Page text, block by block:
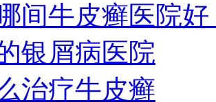
间牛皮癣医院
银屑病医院
治疗牛皮癣